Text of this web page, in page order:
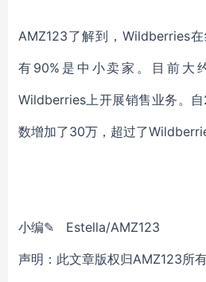
AMZ123了解到，Wildberries
有90%是中小卖家。目前大
Wildberries上开展销售业务。
数增加了30万，超过了
小编✎ Estella/AMZ123
声明：此文章版权归AMZ123所